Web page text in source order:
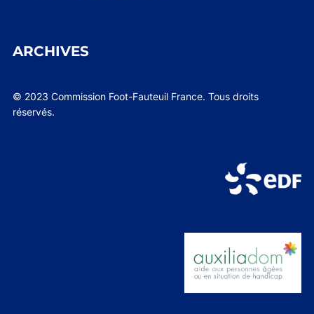
ARCHIVES
© 2023 Commission Foot-Fauteuil France. Tous droits
réservés.